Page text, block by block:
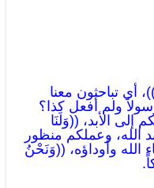
أي تباحثون معنا
ولم أفعل كذا؟
الأبد، ((وَلَنَا
الله، وعملكم منظور
الله وأوداؤه، ((وَنَحْنُ